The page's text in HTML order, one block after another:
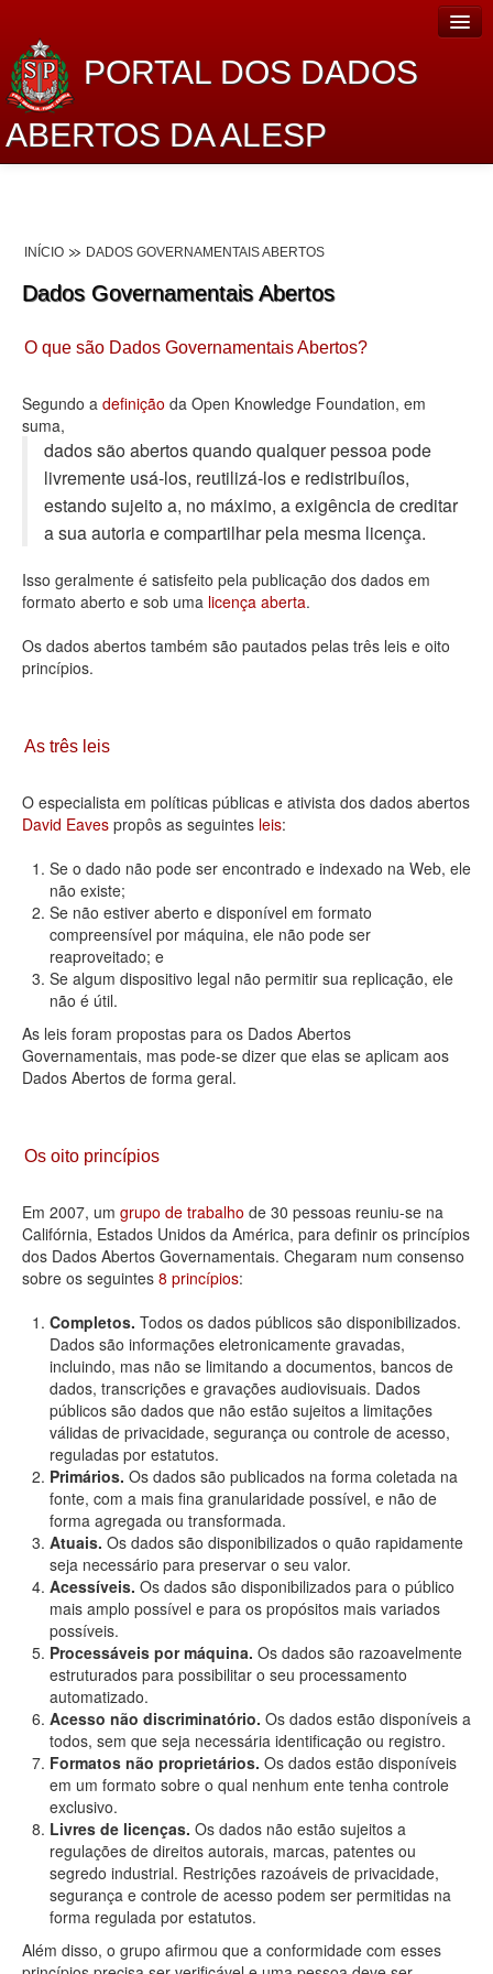
PORTAL DOS DADOS
ABERTOS DA ALESP
Lei de Acesso à Informação
Dados Governamentais Abertos
Planejamento
Catálogo de dados
Processo Legislativo
Deputados Estaduais
Administração
Legislação
Agenda
Contato
INÍCIO DADOS GOVERNAMENTAIS ABERTOS
Dados Governamentais Abertos
O que são Dados Governamentais Abertos?
Segundo a definição da Open Knowledge Foundation, em
suma,
dados são abertos quando qualquer pessoa pode
livremente usá-los, reutilizá-los e redistribuí­los,
estando sujeito a, no máximo, a exigência de creditar
a sua autoria e compartilhar pela mesma licença.
Isso geralmente é satisfeito pela publicação dos dados em
formato aberto e sob uma licença aberta.
Os dados abertos também são pautados pelas três leis e oito
princípios.
As três leis
O especialista em políticas públicas e ativista dos dados abertos
David Eaves propôs as seguintes leis:
Se o dado não pode ser encontrado e indexado na Web, ele
não existe;
Se não estiver aberto e disponível em formato
compreensível por máquina, ele não pode ser
reaproveitado; e
Se algum dispositivo legal não permitir sua replicação, ele
não é útil.
As leis foram propostas para os Dados Abertos
Governamentais, mas pode-se dizer que elas se aplicam aos
Dados Abertos de forma geral.
Os oito princípios
Em 2007, um grupo de trabalho de 30 pessoas reuniu-se na
Califórnia, Estados Unidos da América, para definir os princípios
dos Dados Abertos Governamentais. Chegaram num consenso
sobre os seguintes 8 princípios:
Completos. Todos os dados públicos são disponibilizados.
Dados são informações eletronicamente gravadas,
incluindo, mas não se limitando a documentos, bancos de
dados, transcrições e gravações audiovisuais. Dados
públicos são dados que não estão sujeitos a limitações
válidas de privacidade, segurança ou controle de acesso,
reguladas por estatutos.
Primários. Os dados são publicados na forma coletada na
fonte, com a mais fina granularidade possível, e não de
forma agregada ou transformada.
Atuais. Os dados são disponibilizados o quão rapidamente
seja necessário para preservar o seu valor.
Acessíveis. Os dados são disponibilizados para o público
mais amplo possível e para os propósitos mais variados
possíveis.
Processáveis por máquina. Os dados são razoavelmente
estruturados para possibilitar o seu processamento
automatizado.
Acesso não discriminatório. Os dados estão disponíveis a
todos, sem que seja necessária identificação ou registro.
Formatos não proprietários. Os dados estão disponíveis
em um formato sobre o qual nenhum ente tenha controle
exclusivo.
Livres de licenças. Os dados não estão sujeitos a
regulações de direitos autorais, marcas, patentes ou
segredo industrial. Restrições razoáveis de privacidade,
segurança e controle de acesso podem ser permitidas na
forma regulada por estatutos.
Além disso, o grupo afirmou que a conformidade com esses